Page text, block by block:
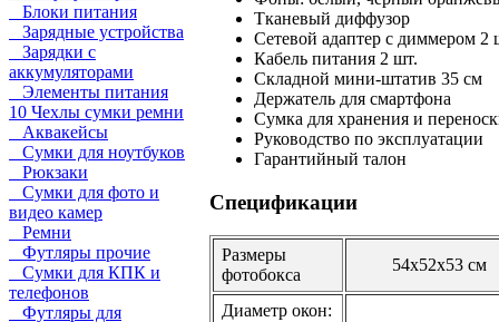
Блоки питания
Зарядные устройства
Зарядки с
аккумуляторами
Элементы питания
10 Чехлы сумки ремни
Аквакейсы
Сумки для ноутбуков
Рюкзаки
Сумки для фото и
видео камер
Ремни
Футляры прочие
Сумки для КПК и
телефонов
Футляры для
Тканевый диффузор
Сетевой адаптер с диммером 2
Кабель питания 2 шт.
Складной мини-штатив 35 см
Держатель для смартфона
Сумка для хранения и
Руководство по эксплуатации
Гарантийный талон
Спецификации
Размеры
фотобокса
54х52х53 см
Диаметр окон: